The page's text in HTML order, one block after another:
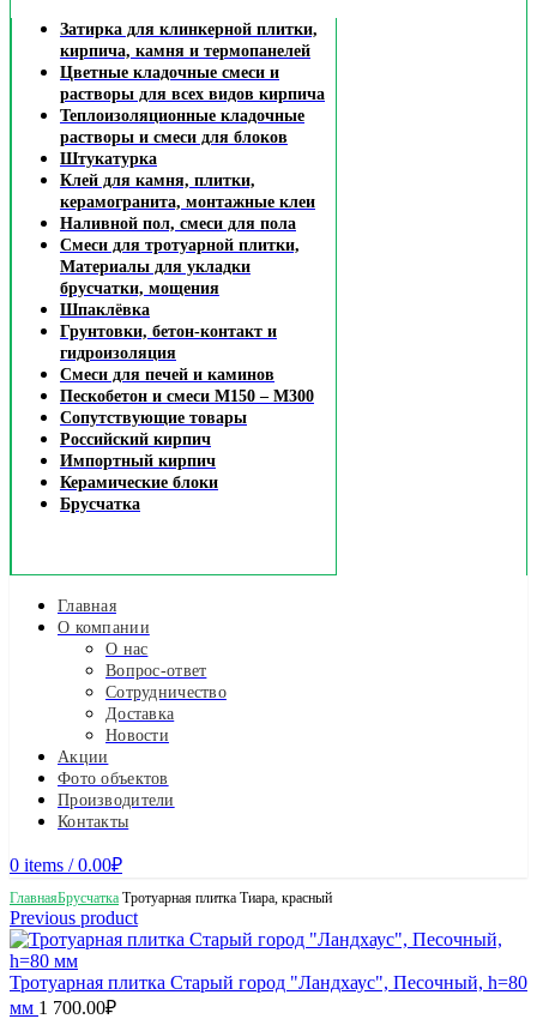
Затирка для клинкерной плитки,
кирпича, камня и термопанелей
Цветные кладочные смеси и
растворы для всех видов кирпича
Теплоизоляционные кладочные
растворы и смеси для блоков
Штукатурка
Клей для камня, плитки,
керамогранита, монтажные клеи
Наливной пол, смеси для пола
Смеси для тротуарной плитки,
Материалы для укладки
брусчатки, мощения
Шпаклёвка
Грунтовки, бетон-контакт и
гидроизоляция
Смеси для печей и каминов
Пескобетон и смеси М150 – М300
Сопутствующие товары
Российский кирпич
Импортный кирпич
Керамические блоки
Брусчатка
Главная
О компании
О нас
Вопрос-ответ
Сотрудничество
Доставка
Новости
Акции
Фото объектов
Производители
Контакты
0 items / 0.00₽
ГлавнаяБрусчатка Тротуарная плитка Тиара, красный
Previous product
Тротуарная плитка Старый город "Ландхаус", Песочный, h=80
мм 1 700.00₽